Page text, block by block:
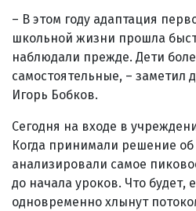
– В этом году адаптация
школьной жизни прошла
наблюдали прежде. Дети
самостоятельные, – заметил
Игорь Бобков.
Сегодня на входе в
Когда принимали решение об
анализировали самое
до начала уроков. Что будет,
одновременно хлынут